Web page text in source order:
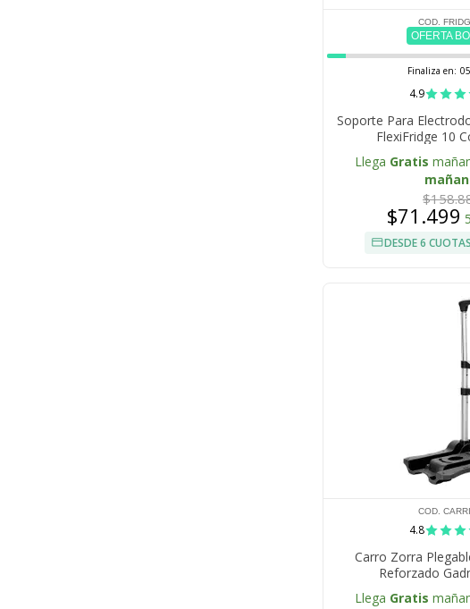
COD.
OFERTA
Finaliza en:
4.9
Soporte Para
FlexiFridge 10
Llega Gratis
$71.499
DESDE 6
COD.
4.8
Carro Zorra
Reforzado
Llega Gratis